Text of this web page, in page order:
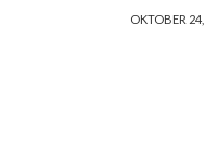
OKTOBER